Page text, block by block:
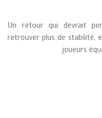
Un retour qui devrait
retrouver plus de stabilité,
joueurs